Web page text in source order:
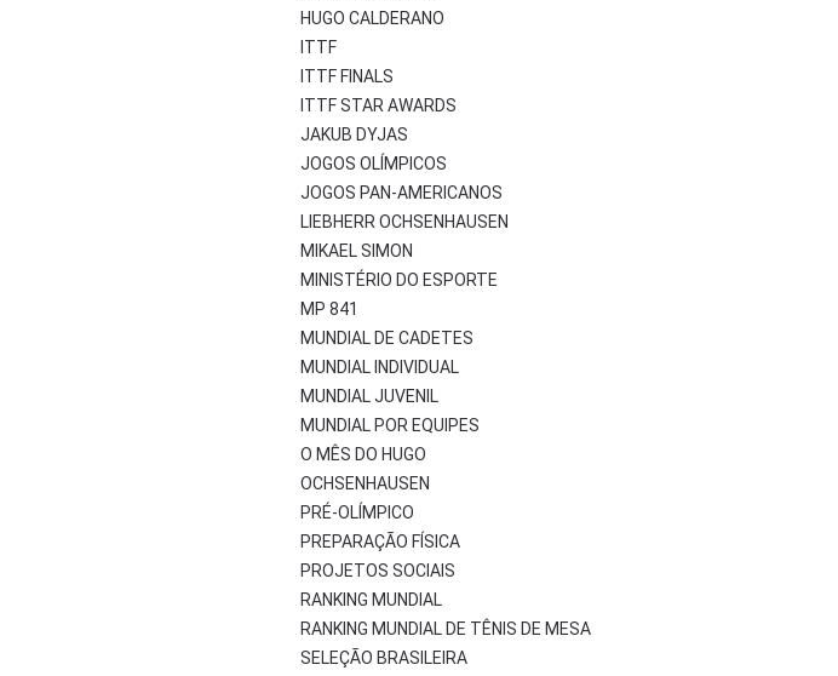
HUGO CALDERANO
ITTF
ITTF FINALS
ITTF STAR AWARDS
JAKUB DYJAS
JOGOS OLÍMPICOS
JOGOS PAN-AMERICANOS
LIEBHERR OCHSENHAUSEN
MIKAEL SIMON
MINISTÉRIO DO ESPORTE
MP 841
MUNDIAL DE CADETES
MUNDIAL INDIVIDUAL
MUNDIAL JUVENIL
MUNDIAL POR EQUIPES
O MÊS DO HUGO
OCHSENHAUSEN
PRÉ-OLÍMPICO
PREPARAÇÃO FÍSICA
PROJETOS SOCIAIS
RANKING MUNDIAL
RANKING MUNDIAL DE TÊNIS DE MESA
SELEÇÃO BRASILEIRA